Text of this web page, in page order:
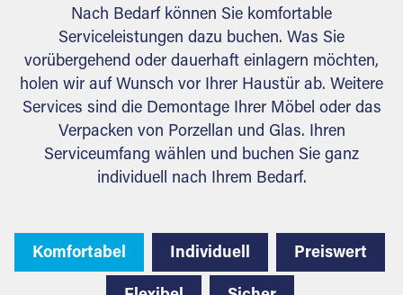
Nach Bedarf können Sie komfortable
Serviceleistungen dazu buchen. Was Sie
vorübergehend oder dauerhaft einlagern möchten,
holen wir auf Wunsch vor Ihrer Haustür ab. Weitere
Services sind die Demontage Ihrer Möbel oder das
Verpacken von Porzellan und Glas. Ihren
Serviceumfang wählen und buchen Sie ganz
individuell nach Ihrem Bedarf.
Komfortabel Individuell Preiswert